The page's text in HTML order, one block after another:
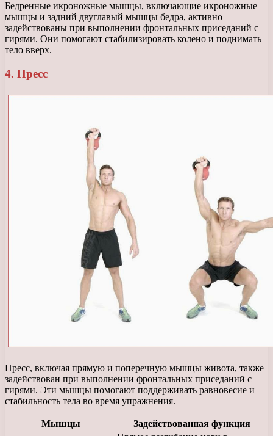
Бедренные икроножные мышцы, включающие икроножные
мышцы и задний двуглавый мышцы бедра, активно
задействованы при выполнении фронтальных приседаний с
гирями. Они помогают стабилизировать колено и поднимать
тело вверх.
4. Пресс
Пресс, включая прямую и поперечную мышцы живота, также
задействован при выполнении фронтальных приседаний с
гирями. Эти мышцы помогают поддерживать равновесие и
стабильность тела во время упражнения.
Мышцы
Задействованная функция